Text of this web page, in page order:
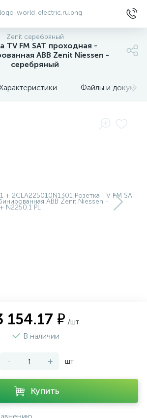
Zenit серебряный
TV FM SAT проходная -
ABB Zenit Niessen -
серебряный
Файлы и
154.17 ₽ /шт
В наличии
- + шт
Купить